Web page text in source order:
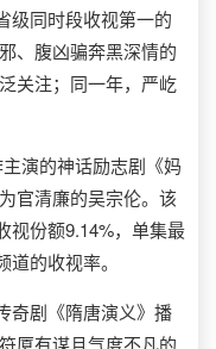
级同时段收视第一的
、腹凶骗奔黑深情的
关注；同一年，严屹
演的神话励志剧《妈
官清廉的吴宗伦。该
视份额9.14%，单集最
的收视率。
奇剧《隋唐演义》播
厦有谋且气度不凡的